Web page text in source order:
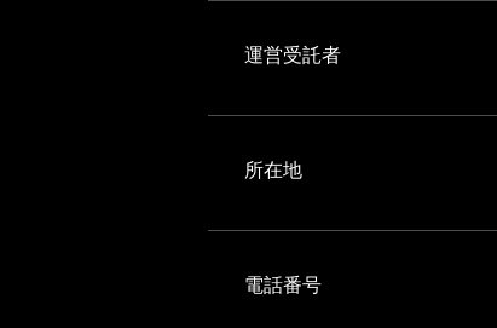
運営受託者
所在地
電話番号